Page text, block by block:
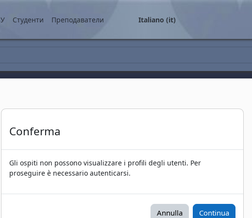
Студенти Преподаватели Italiano ‎(it)‎
Conferma
Gli ospiti non possono visualizzare i profili degli utenti. Per
proseguire è necessario autenticarsi.
Annulla Continua